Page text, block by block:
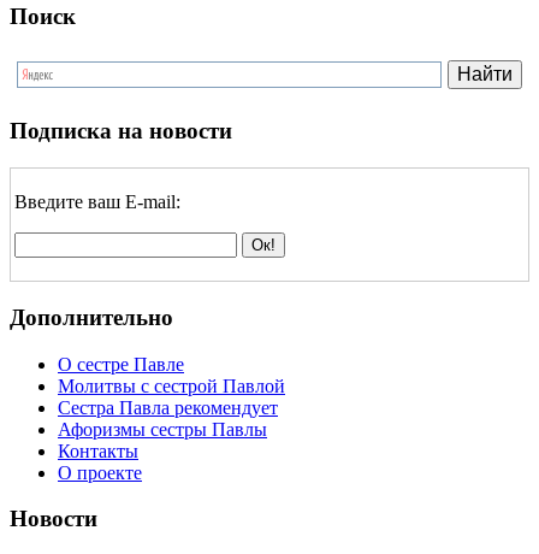
Поиск
Подписка на новости
Введите ваш E-mail:
Дополнительно
О сестре Павле
Молитвы с сестрой Павлой
Сестра Павла рекомендует
Афоризмы сестры Павлы
Контакты
О проекте
Новости